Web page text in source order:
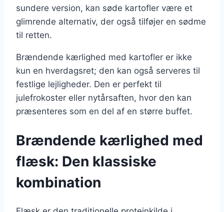
sundere version, kan søde kartofler være et
glimrende alternativ, der også tilføjer en sødme
til retten.
Brændende kærlighed med kartofler er ikke
kun en hverdagsret; den kan også serveres til
festlige lejligheder. Den er perfekt til
julefrokoster eller nytårsaften, hvor den kan
præsenteres som en del af en større buffet.
Brændende kærlighed med
flæsk: Den klassiske
kombination